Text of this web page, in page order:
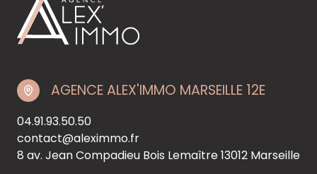
AGENCE ALEX'IMMO MARSEILLE 12E
04.91.93.50.50
contact@aleximmo.fr
8 av. Jean Compadieu Bois Lemaître13012 Marseille